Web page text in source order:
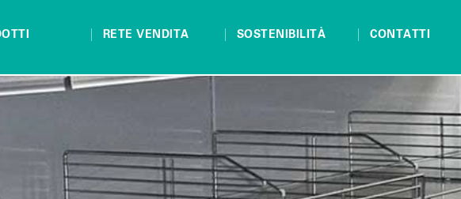
RETE VENDITA SOSTENIBILITÀ CONTATTI